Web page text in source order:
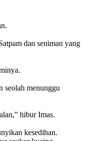
dan seniman yang
seolah menunggu
hibur Imas.
kesedihan.